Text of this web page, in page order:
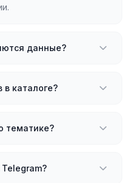
данные?
в каталоге?
тематике?